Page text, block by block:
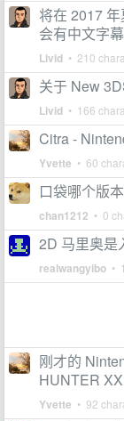
将在 2017
会有中文字
Livid • 210
关于 New
Livid • 166
Citra -
Yvette • 60
口袋哪个版
chan1212 • 0
2D 马里奥是
realwangyibo •
刚才的
HUNTER XX
Yvette • 92